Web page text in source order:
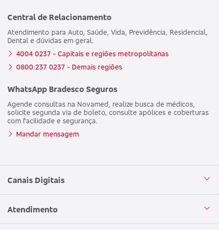
Central de Relacionamento
Atendimento para Auto, Saúde, Vida, Previdência, Residencial,
Dental e dúvidas em geral.
4004 0237 - Capitais e regiões metropolitanas
0800 237 0237 - Demais regiões
WhatsApp Bradesco Seguros
Agende consultas na Novamed, realize busca de médicos,
solicite segunda via de boleto, consulte apólices e coberturas
com facilidade e segurança.
Mandar mensagem
Canais Digitais
Aplicativo Bradesco Seguros
Atendimento